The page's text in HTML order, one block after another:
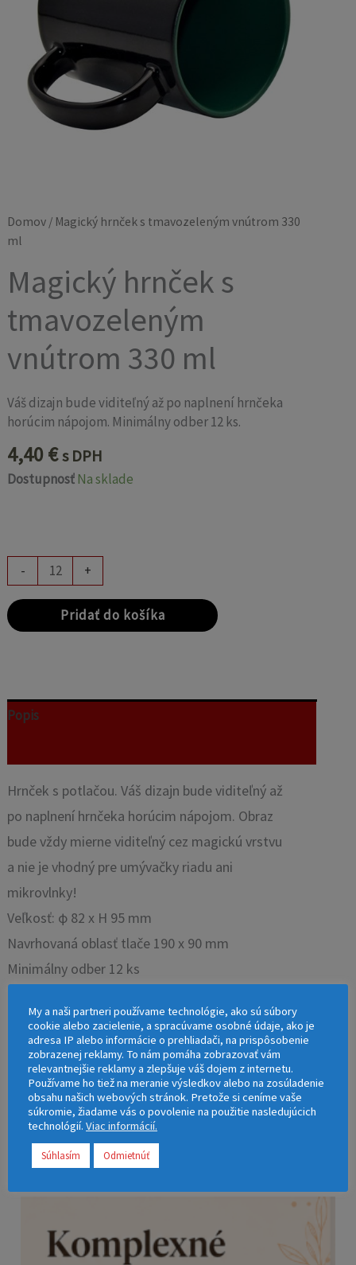
Domov / Magický hrnček s tmavozeleným vnútrom 330
ml
Magický hrnček s
tmavozeleným
vnútrom 330 ml
Váš dizajn bude viditeľný až po naplnení hrnčeka
horúcim nápojom. Minimálny odber 12 ks.
4,40 €s DPH
DostupnosťNa sklade
- +
Pridať do košíka
Popis
Hrnček s potlačou. Váš dizajn bude viditeľný až
po naplnení hrnčeka horúcim nápojom. Obraz
bude vždy mierne viditeľný cez magickú vrstvu
a nie je vhodný pre umývačky riadu ani
mikrovlnky!
Veľkosť: φ 82 x H 95 mm
Navrhovaná oblasť tlače 190 x 90 mm
Minimálny odber 12 ks
My a naši partneri používame technológie, ako sú súbory
cookie alebo zacielenie, a spracúvame osobné údaje, ako je
adresa IP alebo informácie o prehliadači, na prispôsobenie
zobrazenej reklamy. To nám pomáha zobrazovať vám
relevantnejšie reklamy a zlepšuje váš dojem z internetu.
Používame ho tiež na meranie výsledkov alebo na zosúladenie
obsahu našich webových stránok. Pretože si ceníme vaše
súkromie, žiadame vás o povolenie na použitie nasledujúcich
technológií. Viac informácií.
Súhlasím Odmietnúť